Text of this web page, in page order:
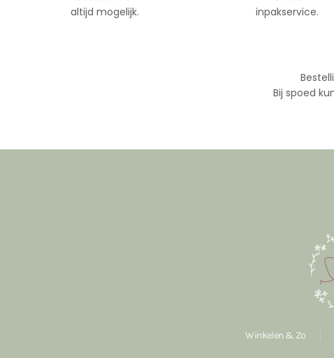
altijd mogelijk.
inpakservice.
Bij spoed
Winkelen & Zo